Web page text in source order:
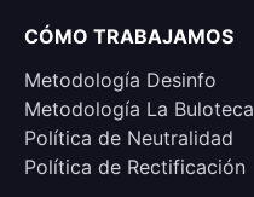
CÓMO TRABAJAMOS
Metodología Desinfo
Metodología La Buloteca
Política de Neutralidad
Política de Rectificación